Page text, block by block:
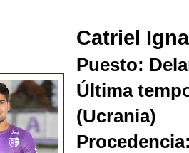
Catriel
Puesto:
Última
(Ucrania)